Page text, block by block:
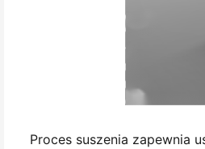
Proces suszenia zapewnia